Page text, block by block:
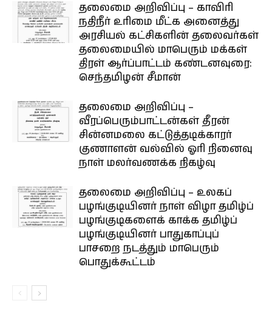
தலைமை அறிவிப்பு – காவிரி
நதிநீர் உரிமை மீட்க அனைத்து
அரசியல் கட்சிகளின் தலைவர்கள்
தலைமையில் மாபெரும் மக்கள்
திரள் ஆர்ப்பாட்டம் கண்டனவுரை:
செந்தமிழன் சீமான்
தலைமை அறிவிப்பு –
வீரப்பெரும்பாட்டன்கள் தீரன்
சின்னமலை கட்டுத்தடிக்காரர்
குணாளன் வல்வில் ஓரி நினைவு
நாள் மலர்வணக்க நிகழ்வு
தலைமை அறிவிப்பு – உலகப்
பழங்குடியினர் நாள் விழா தமிழ்ப்
பழங்குடிகளைக் காக்க தமிழ்ப்
பழங்குடியினர் பாதுகாப்புப்
பாசறை நடத்தும் மாபெரும்
பொதுக்கூட்டம்